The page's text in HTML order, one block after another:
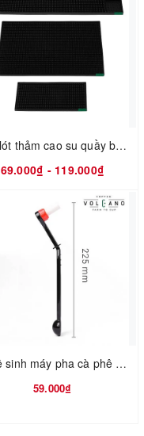
Tấm lót thảm cao su quầy bar chống thấm kê ly
69.000₫ - 119.000₫
Cọ vệ sinh máy pha cà phê espresso VCN9046 sợi nylon kèm muỗng đong 230mm
59.000₫